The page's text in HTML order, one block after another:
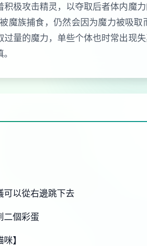
极攻击精灵，以夺取后者体内魔
魔族捕食，仍然会因为魔力被吸
量的魔力，单些个体也时常出现
可以從右邊跳下去
二個彩蛋
】